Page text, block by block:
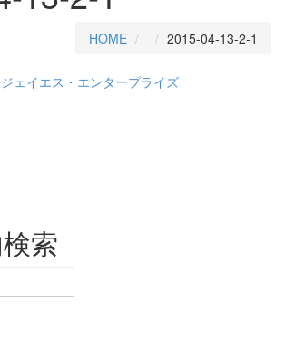
HOME 2015-04-13-2-1
ジェイエス・エンタープライズ
索